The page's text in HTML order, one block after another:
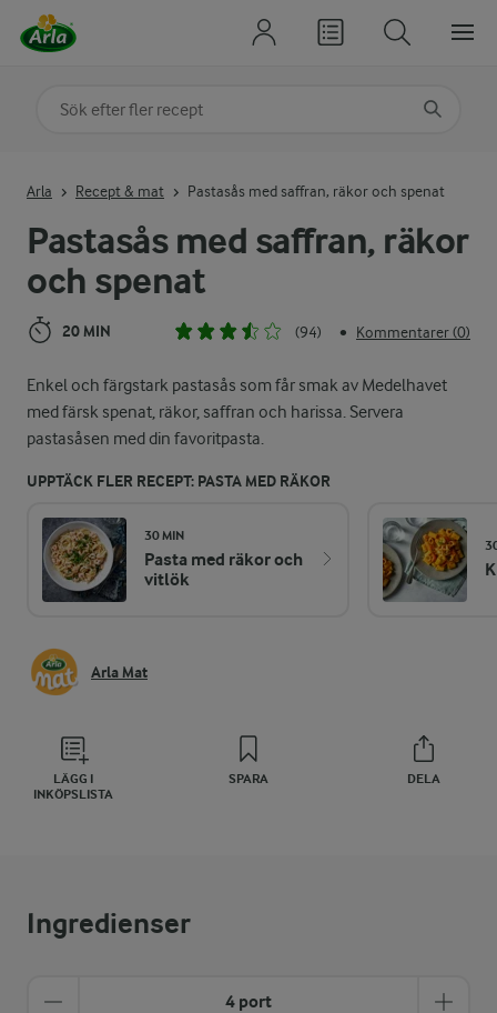
Pastasås med saffran, räkor
och spenat
20 MIN (94) • Kommentarer (0)
Enkel och färgstark pastasås som får smak av Medelhavet
med färsk spenat, räkor, saffran och harissa. Servera
pastasåsen med din favoritpasta.
UPPTÄCK FLER RECEPT: PASTA MED RÄKOR
30 MIN
Pasta med räkor och
vitlök
Arla Mat
LÄGG I
INKÖPSLISTA
SPARA DELA
Arla Recept & mat Pastasås med saffran, räkor och spenat
Ingredienser
4 port
Sök på kategori eller ingrediens